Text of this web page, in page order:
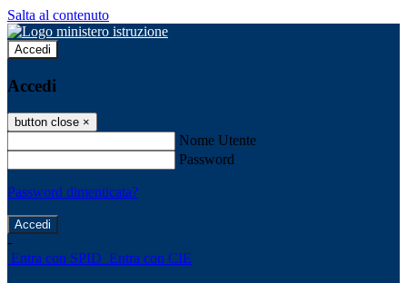
Salta al contenuto
Accedi
Accedi
button close ×
Nome Utente
Password
Password dimenticata?
-
Entra con SPID Entra con CIE